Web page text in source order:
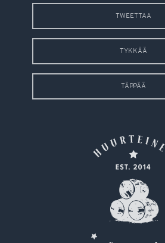
TWEETTAA
TYKKÄÄ
TÄPPÄÄ